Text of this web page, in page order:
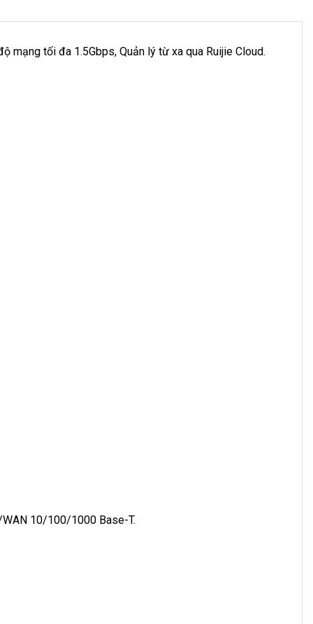
mạng tối đa 1.5Gbps, Quản lý từ xa qua Ruijie Cloud.
10/100/1000 Base-T.